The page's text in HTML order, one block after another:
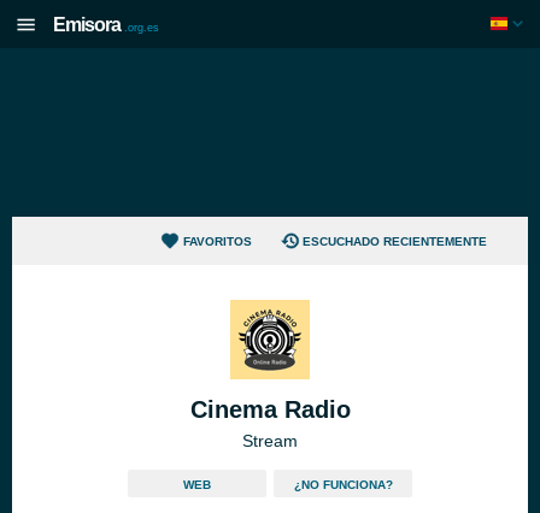
Emisora .org.es
FAVORITOS ESCUCHADO RECIENTEMENTE
Cinema Radio
Stream
WEB ¿NO FUNCIONA?